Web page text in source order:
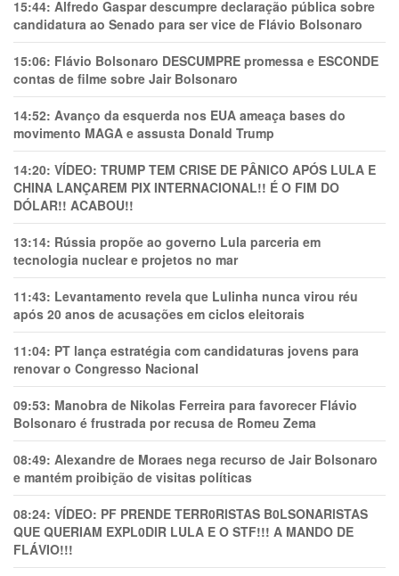
15:44: Alfredo Gaspar descumpre declaração pública sobre
candidatura ao Senado para ser vice de Flávio Bolsonaro
15:06: Flávio Bolsonaro DESCUMPRE promessa e ESCONDE
contas de filme sobre Jair Bolsonaro
14:52: Avanço da esquerda nos EUA ameaça bases do
movimento MAGA e assusta Donald Trump
14:20: VÍDEO: TRUMP TEM CRlSE DE PÂNlCO APÓS LULA E
CHINA LANÇAREM PIX INTERNACIONAL!! É O FIM DO
DÓLAR!! ACABOU!!
13:14: Rússia propõe ao governo Lula parceria em
tecnologia nuclear e projetos no mar
11:43: Levantamento revela que Lulinha nunca virou réu
após 20 anos de acusações em ciclos eleitorais
11:04: PT lança estratégia com candidaturas jovens para
renovar o Congresso Nacional
09:53: Manobra de Nikolas Ferreira para favorecer Flávio
Bolsonaro é frustrada por recusa de Romeu Zema
08:49: Alexandre de Moraes nega recurso de Jair Bolsonaro
e mantém proibição de visitas políticas
08:24: VÍDEO: PF PRENDE TERR0RlSTAS B0LSONARlSTAS
QUE QUERIAM EXPL0DlR LULA E O STF!!! A MANDO DE
FLÁVIO!!!